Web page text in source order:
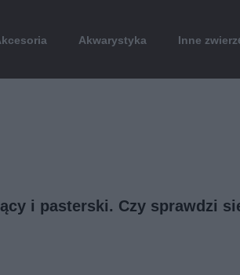
Akwarystyka Inne
i pasterski. Czy sprawdzi